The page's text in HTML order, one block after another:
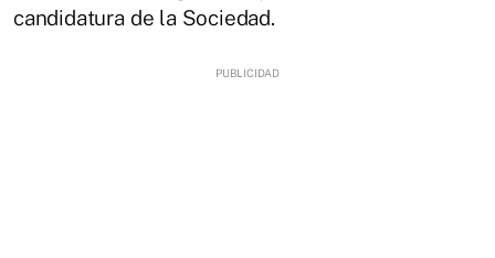
candidatura de la Sociedad.